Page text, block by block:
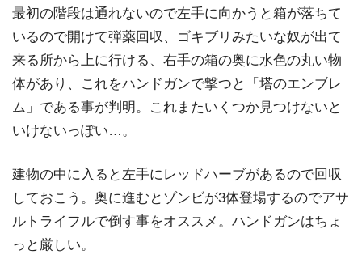
最初の階段は通れないので左手に向かうと箱が落ちて
いるので開けて弾薬回収、ゴキブリみたいな奴が出て
来る所から上に行ける、右手の箱の奥に水色の丸い物
体があり、これをハンドガンで撃つと「塔のエンブレ
ム」である事が判明。これまたいくつか見つけないと
いけないっぽい…。
建物の中に入ると左手にレッドハーブがあるので回収
しておこう。奥に進むとゾンビが3体登場するのでアサ
ルトライフルで倒す事をオススメ。ハンドガンはちょ
っと厳しい。